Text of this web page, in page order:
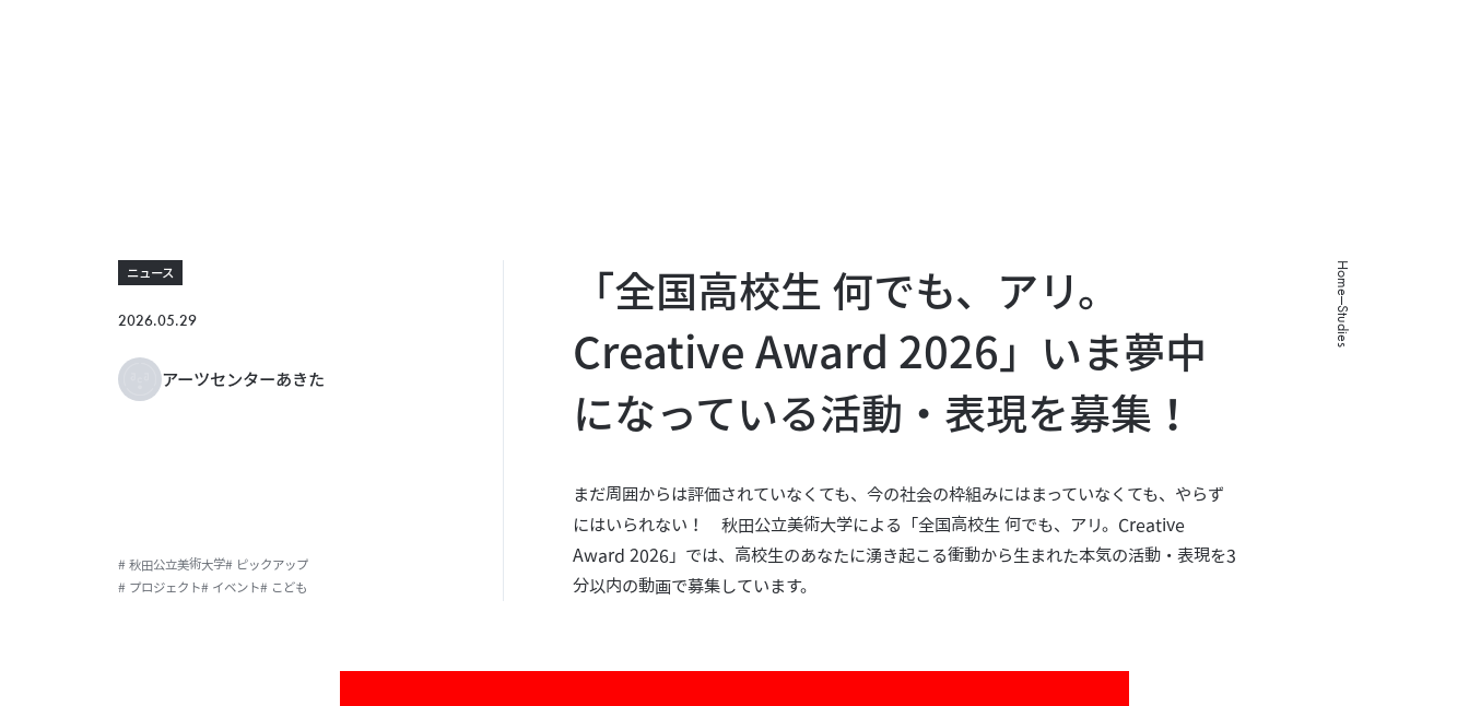
Home
Studies
「全国高校生 何でも、アリ。
Creative Award 2026」いま夢中
になっている活動・表現を募集！
まだ周囲からは評価されていなくても、今の社会の枠組みにはまっていなくても、やらず
にはいられない！ 秋田公立美術大学による「全国高校生 何でも、アリ。Creative
Award 2026」では、高校生のあなたに湧き起こる衝動から生まれた本気の活動・表現を3
分以内の動画で募集しています。
ニュース
アーツセンターあきた
2026.05.29
# 秋田公立美術大学# ピックアップ
# プロジェクト# イベント# こども